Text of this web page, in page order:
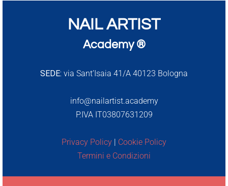
NAIL ARTIST
Academy ®
SEDE: via Sant’Isaia 41/A 40123 Bologna
info@nailartist.academy
P.IVA IT03807631209
Privacy Policy | Cookie Policy
Termini e Condizioni